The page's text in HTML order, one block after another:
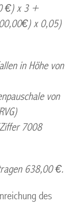
€) x 3 +
x 0,05)
in Höhe von
von
7008
638,00 €.
des